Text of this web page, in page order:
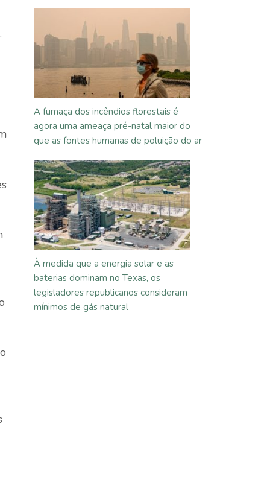
A fumaça dos incêndios florestais é
agora uma ameaça pré-natal maior do
que as fontes humanas de poluição do ar
À medida que a energia solar e as
baterias dominam no Texas, os
legisladores republicanos consideram
mínimos de gás natural